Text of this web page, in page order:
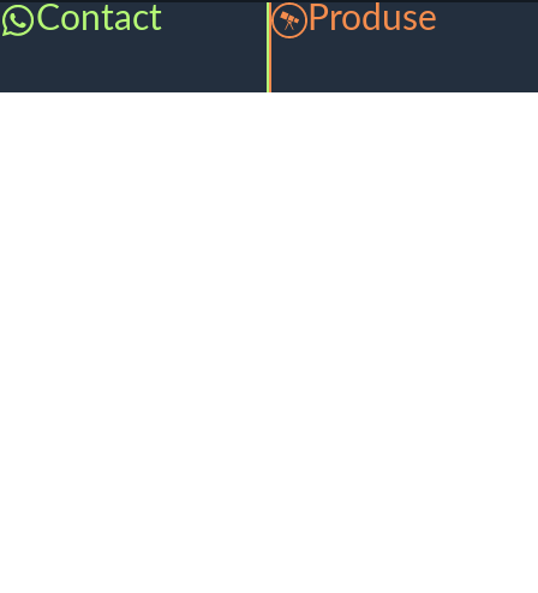
Contact Produse